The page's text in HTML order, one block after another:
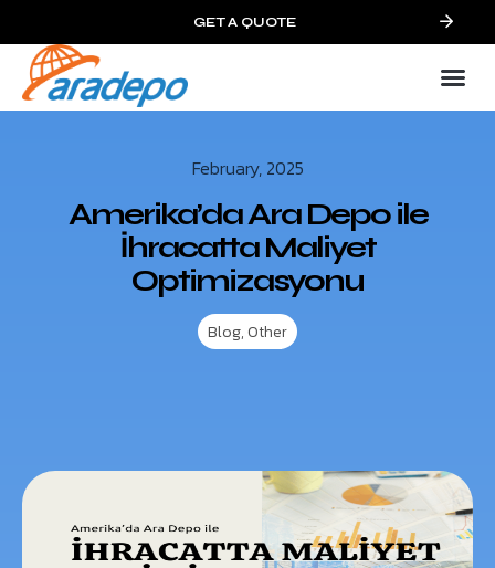
GET A QUOTE
February, 2025
Amerika’da Ara Depo ile
İhracatta Maliyet
Optimizasyonu
Blog,Other